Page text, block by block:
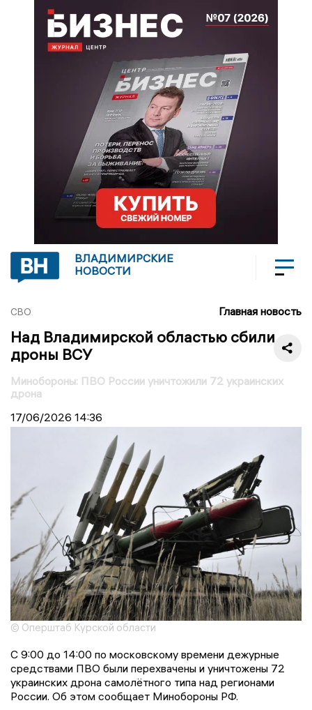
ВЛАДИМИРСКИЕ
НОВОСТИ
СВО Главная новость
Над Владимирской областью сбили
дроны ВСУ
Минобороны: ПВО России уничтожили 72 украинских
дрона
17/06/2026 14:36
© Оперштаб Курской области
С 9:00 до 14:00 по московскому времени дежурные
средствами ПВО были перехвачены и уничтожены 72
украинских дрона самолётного типа над регионами
России. Об этом сообщает Минобороны РФ.